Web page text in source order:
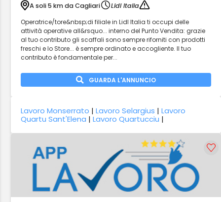
A soli 5 km da Cagliari
Lidl Italia
Operatrice/tore&nbsp;di filiale in Lidl Italia ti occupi delle
attività operative all&rsquo... interno del Punto Vendita: grazie
al tuo contributo gli scaffali sono sempre riforniti con prodotti
freschi e lo Store... è sempre ordinato e accogliente. Il tuo
contributo è fondamentale per...
GUARDA L'ANNUNCIO
Lavoro Monserrato |Lavoro Selargius |Lavoro
Quartu Sant'Elena |Lavoro Quartucciu |